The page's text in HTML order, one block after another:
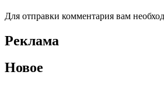
Для отправки комментария вам
Реклама
Новое